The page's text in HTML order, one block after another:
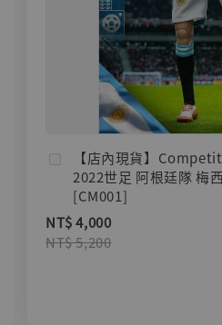
【店內現貨】
2022世足 阿根廷隊 梅
[CM001]
NT$ 4,000
NT$ 5,200